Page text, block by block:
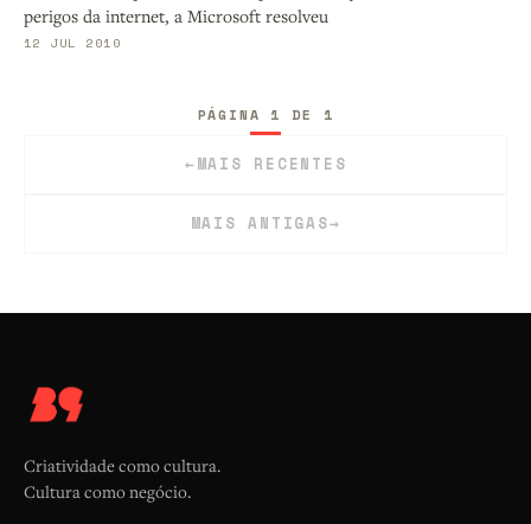
perigos da internet, a Microsoft resolveu
12 JUL 2010
←MAIS RECENTES
PÁGINA 1 DE 1
MAIS ANTIGAS→
Criatividade como cultura.
Cultura como negócio.